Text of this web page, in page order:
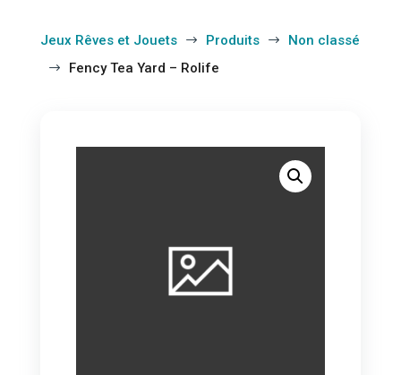
Jeux Rêves et Jouets $ Produits $ Non classé
$ Fency Tea Yard – Rolife